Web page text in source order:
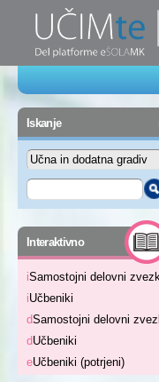
Iskanje
Interaktivno
iSamostojni delovni
iUčbeniki
dSamostojni delovni
dUčbeniki
eUčbeniki (potrjeni)